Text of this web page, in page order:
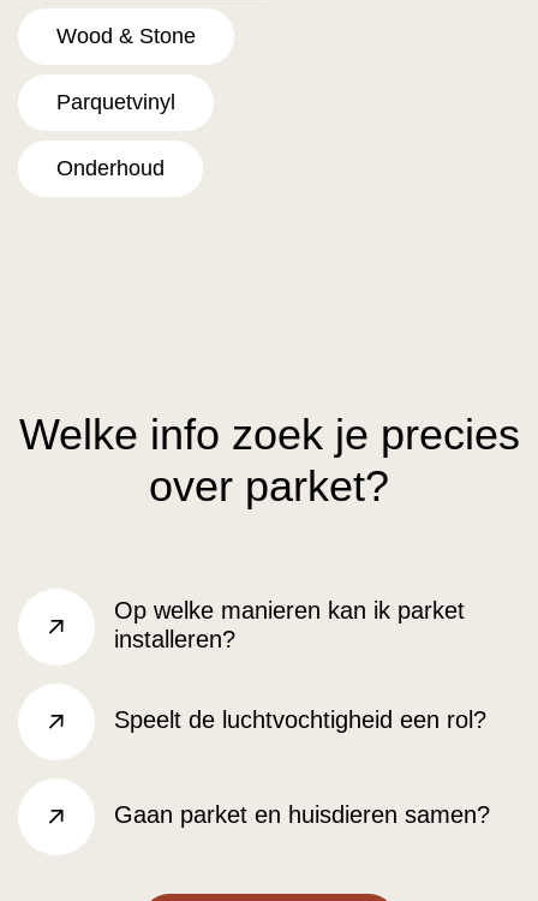
Wood & Stone
Parquetvinyl
Onderhoud
Welke info zoek je precies
over parket?
rechts
Op welke manieren kan ik parket
installeren?
rechts
Speelt de luchtvochtigheid een rol?
rechts
Gaan parket en huisdieren samen?